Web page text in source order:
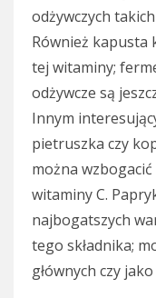
odżywczych
Również kapusta
tej witaminy;
odżywcze są
Innym
pietruszka czy
można
witaminy C.
najbogatszych
tego składnika;
głównych czy